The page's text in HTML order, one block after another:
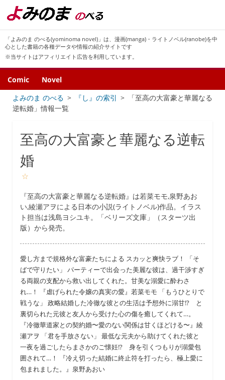
「よみのま のべる(yominoma novel)」は、漫画(manga)・ライトノベル(ranobe)を中
心とした書籍の各種データや情報の紹介サイトです
※当サイトはアフィリエイト広告を利用しています。
Comic
Novel
よみのま のべる
『し』の索引
「至高の大富豪と華麗なる
逆転婚」情報一覧
至高の大富豪と華麗なる逆転
婚
☆
『至高の大富豪と華麗なる逆転婚』は若菜モモ,泉野あお
い,綾瀬アヲによる日本の小説(ライトノベル)作品。イラス
ト担当は浅島ヨシユキ。「ベリーズ文庫」（スターツ出
版）から発売。
愛し方まで規格外な富豪たちによる スカッと爽快ラブ！ 「そ
ばで守りたい」 パーティーで出会った美麗な彼は、過干渉すぎ
る両親の支配から救い出してくれた。甘美な溺愛に酔わさ
れ…！ 『虐げられた令嬢の真実の愛』若菜モモ 「もうひとりで
戦うな」 政略結婚した冷徹な彼との生活は予想外に溺甘!? と
裏切られた元彼と友人から受けた心の傷を癒してくれて…。
『冷徹華道家との契約婚〜愛のない関係は甘くほどける〜』綾
瀬アヲ 「君を手放さない」 最低な元夫から助けてくれた彼と
一夜を過ごしたらまさかのご懐妊!? 身を引くつもりが溺愛包
囲されて…！ 『冷え切った結婚に終止符を打ったら、極上愛に
包まれました。』泉野あおい